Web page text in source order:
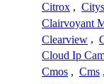
Citrox ,
Clairvoyant
Clearview ,
Cloud Ip
Cmos , Cms ,